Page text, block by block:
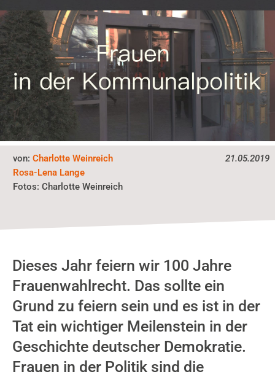
21.05.2019
von:Charlotte Weinreich
Rosa-Lena Lange
Fotos:Charlotte Weinreich
Dieses Jahr feiern wir 100 Jahre
Frauenwahlrecht. Das sollte ein
Grund zu feiern sein und es ist in der
Tat ein wichtiger Meilenstein in der
Geschichte deutscher Demokratie.
Frauen in der Politik sind die